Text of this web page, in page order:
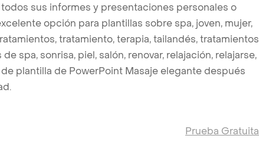
sus informes y presentaciones personales o
opción para plantillas sobre spa, joven, mujer,
tratamiento, terapia, tailandés, tratamientos
spa, sonrisa, piel, salón, renovar, relajación, relajarse,
plantilla de PowerPoint Masaje elegante después
Prueba Gratuita